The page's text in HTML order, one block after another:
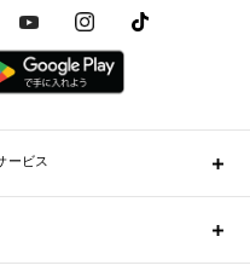
ア
その他
ア
て
ントケース
・三つ折り)
て
ス
ス・名刺入れ
ービス
もらえますか？